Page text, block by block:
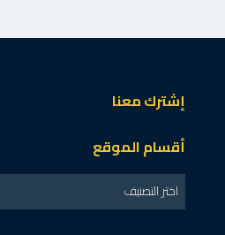
إشترك معنا
أقسام الموقع
اختر التصنيف